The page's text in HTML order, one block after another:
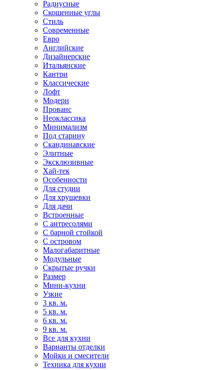
Радиусные
Скошенные углы
Стиль
Современные
Евро
Английские
Дизайнерские
Итальянские
Кантри
Классические
Лофт
Модерн
Прованс
Неоклассика
Минимализм
Под старину
Скандинавские
Элитные
Эксклюзивные
Хай-тек
Особенности
Для студии
Для хрущевки
Для дачи
Встроенные
С антресолями
С барной стойкой
С островом
Малогабаритные
Модульные
Скрытые ручки
Размер
Мини-кухни
Узкие
3 кв. м.
5 кв. м.
6 кв. м.
9 кв. м.
Все для кухни
Варианты отделки
Мойки и смесители
Техника для кухни